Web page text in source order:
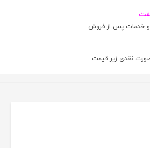
خدمات پس از فروش
نقدی زیر قیمت